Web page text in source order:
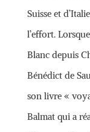
Suisse et
l’effort.
Blanc depuis
Bénédict de
son livre «
Balmat qui a